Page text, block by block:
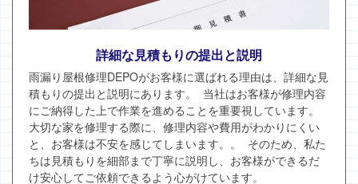
詳細な見積もりの提出と説明
雨漏り屋根修理DEPOがお客様に選ばれる理由は、詳細な見
積もりの提出と説明にあります。 当社はお客様が修理内容
にご納得した上で作業を進めることを重要視しています。
大切な家を修理する際に、修理内容や費用がわかりにくい
と、お客様は不安を感じてしまいます。。 そのため、私た
ちは見積もりを細部まで丁寧に説明し、お客様ができるだ
け安心してご依頼できるよう心がけています。